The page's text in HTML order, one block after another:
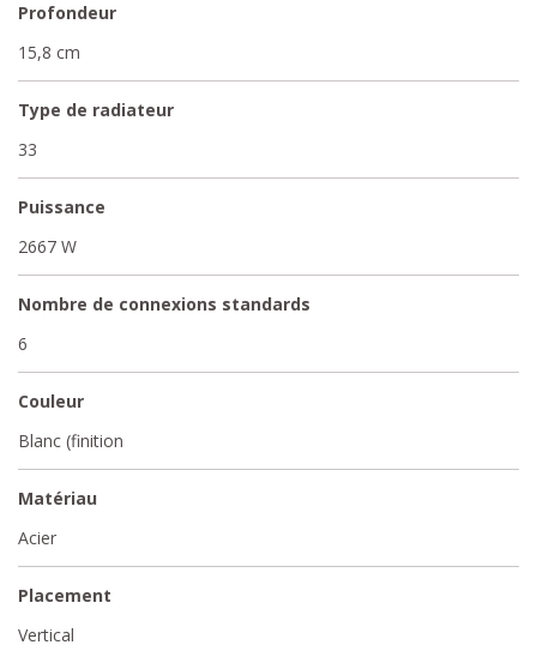
Profondeur
15,8 cm
Type de radiateur
33
Puissance
2667 W
Nombre de connexions standards
6
Couleur
Blanc (finition
Matériau
Acier
Placement
Vertical